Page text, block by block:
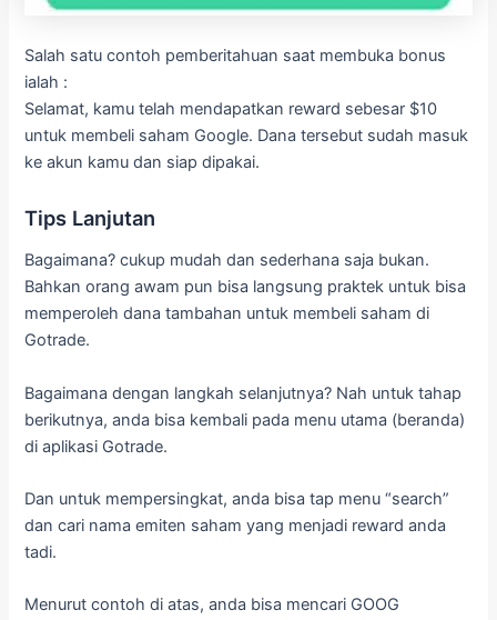
Salah satu contoh pemberitahuan saat membuka bonus
ialah :
Selamat, kamu telah mendapatkan reward sebesar $10
untuk membeli saham Google. Dana tersebut sudah masuk
ke akun kamu dan siap dipakai.
Tips Lanjutan
Bagaimana? cukup mudah dan sederhana saja bukan.
Bahkan orang awam pun bisa langsung praktek untuk bisa
memperoleh dana tambahan untuk membeli saham di
Gotrade.
Bagaimana dengan langkah selanjutnya? Nah untuk tahap
berikutnya, anda bisa kembali pada menu utama (beranda)
di aplikasi Gotrade.
Dan untuk mempersingkat, anda bisa tap menu “search”
dan cari nama emiten saham yang menjadi reward anda
tadi.
Menurut contoh di atas, anda bisa mencari GOOG